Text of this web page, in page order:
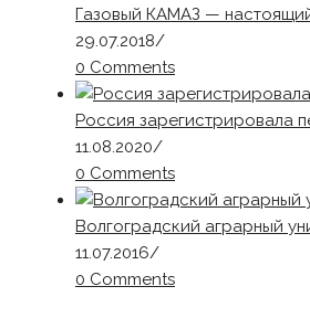
Газовый КАМАЗ —
29.07.2018/
0 Comments
Россия зарегистрировала
11.08.2020/
0 Comments
Волгоградский аграрный
11.07.2016/
0 Comments